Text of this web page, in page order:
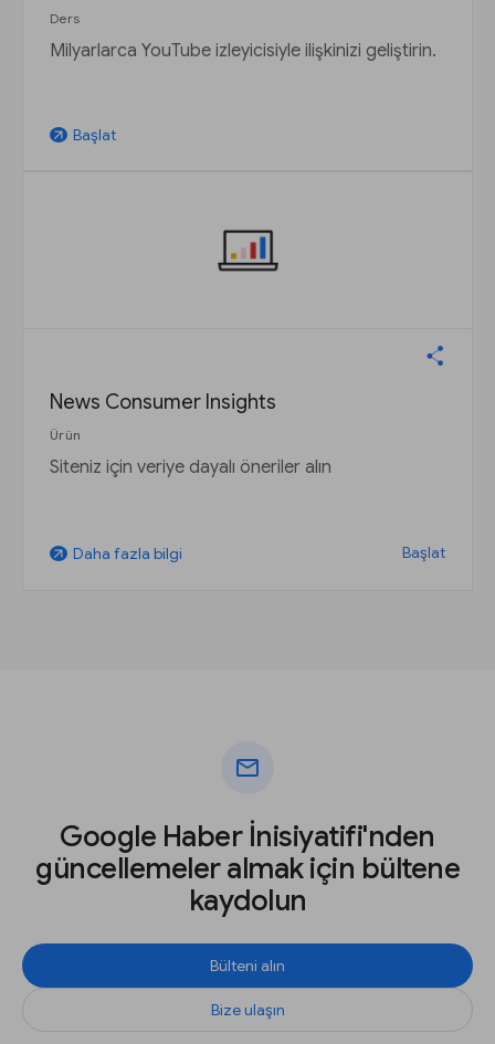
Ders
Milyarlarca YouTube izleyicisiyle ilişkinizi geliştirin.
arrow_outward Başlat
News Consumer Insights
Ürün
Siteniz için veriye dayalı öneriler alın
arrow_outward Daha fazla bilgi Başlat
mail
Google Haber İnisiyatifi'nden
güncellemeler almak için bültene
kaydolun
Bülteni alın
Bize ulaşın